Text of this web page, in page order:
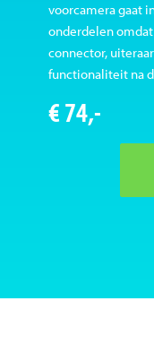
voorcamera gaat
onderdelen
connector,
functionaliteit na
€ 74,-